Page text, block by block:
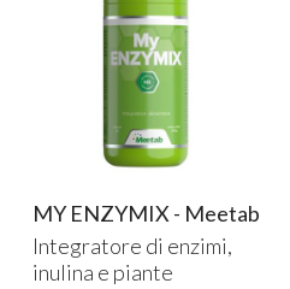
MY ENZYMIX - Meetab
Integratore di enzimi,
inulina e piante